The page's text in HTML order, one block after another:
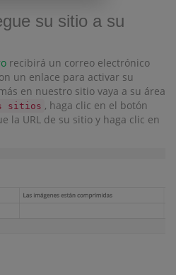
su sitio a su
recibirá un correo electrónico
un enlace para activar su
en nuestro sitio vaya a su área
sitios , haga clic en el botón
la URL de su sitio y haga clic en